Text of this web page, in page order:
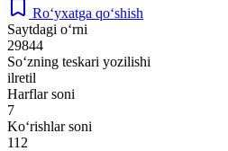
Ro‘yxatga qo‘shish
Saytdagi o‘rni
29844
So‘zning teskari yozilishi
ilretil
Harflar soni
7
Ko‘rishlar soni
112